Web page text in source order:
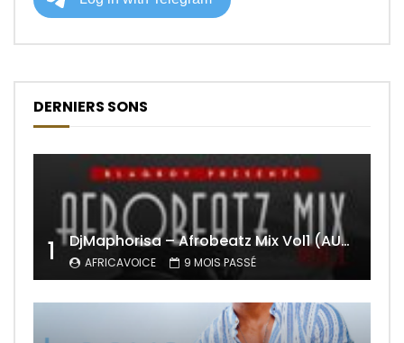
DERNIERS SONS
1 DjMaphorisa – Afrobeatz Mix Vol1 (AUDIO)
AFRICAVOICE 9 MOIS PASSÉ